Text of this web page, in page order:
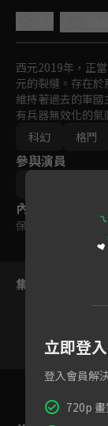
西元2019年，正
元的裂縫。存在
維持著過去的軍
有兵器無效化的
的日本發動了軍
上的征服。結果
科幻
格鬥
參與演員
內容標籤
保護級
集數列表
2
立即登
登入會員解
720p 畫